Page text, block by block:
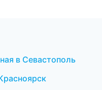
в Севастополь